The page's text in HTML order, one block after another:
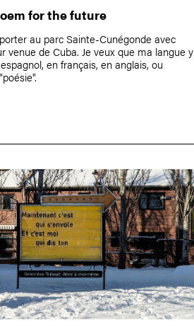
for the future
au parc Sainte-Cunégonde avec
venue de Cuba. Je veux que ma langue y
en français, en anglais, ou